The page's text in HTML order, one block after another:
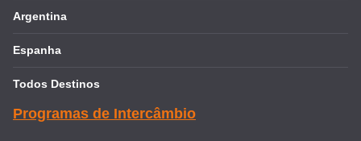
Argentina
Espanha
Todos Destinos
Programas de Intercâmbio